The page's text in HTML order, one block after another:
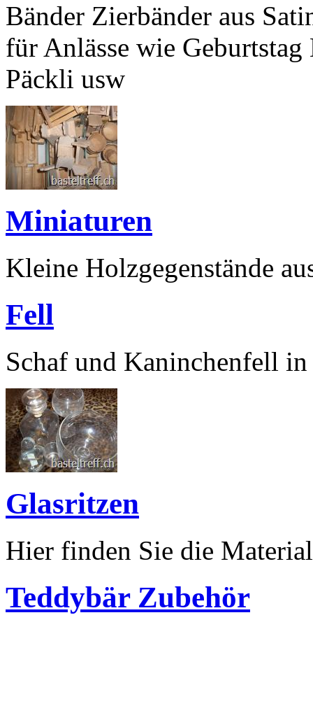
Bänder Zierbänder aus
für Anlässe wie
Päckli usw
Miniaturen
Kleine Holzgegenstände
Fell
Schaf und Kaninchenfell in
Glasritzen
Hier finden Sie die
Teddybär Zubehör